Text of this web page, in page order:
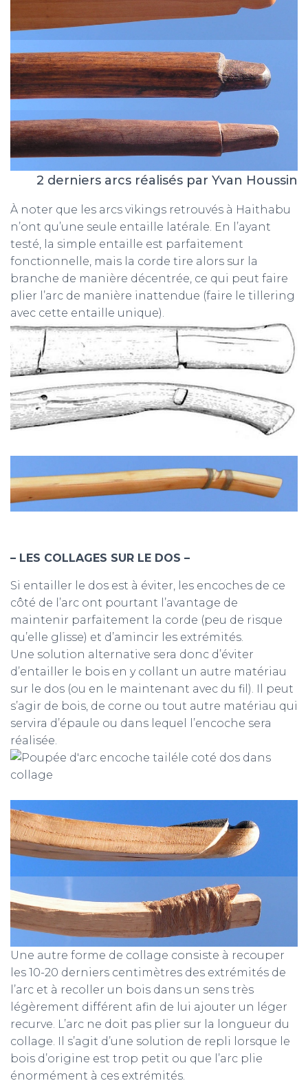
2 derniers arcs réalisés par Yvan Houssin
À noter que les arcs vikings retrouvés à Haithabu
n’ont qu’une seule entaille latérale. En l’ayant
testé, la simple entaille est parfaitement
fonctionnelle, mais la corde tire alors sur la
branche de manière décentrée, ce qui peut faire
plier l’arc de manière inattendue (faire le tillering
avec cette entaille unique).
– LES COLLAGES SUR LE DOS –
Si entailler le dos est à éviter, les encoches de ce
côté de l’arc ont pourtant l’avantage de
maintenir parfaitement la corde (peu de risque
qu’elle glisse) et d’amincir les extrémités.
Une solution alternative sera donc d’éviter
d’entailler le bois en y collant un autre matériau
sur le dos (ou en le maintenant avec du fil). Il peut
s’agir de bois, de corne ou tout autre matériau qui
servira d’épaule ou dans lequel l’encoche sera
réalisée.
Une autre forme de collage consiste à recouper
les 10-20 derniers centimètres des extrémités de
l’arc et à recoller un bois dans un sens très
légèrement différent afin de lui ajouter un léger
recurve. L’arc ne doit pas plier sur la longueur du
collage. Il s’agit d’une solution de repli lorsque le
bois d’origine est trop petit ou que l’arc plie
énormément à ces extrémités.